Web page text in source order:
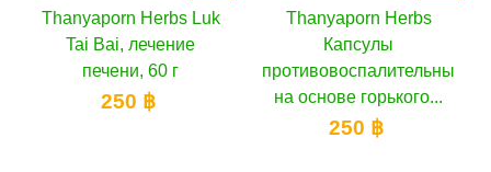
Thanyaporn Herbs Luk
Tai Bai, лечение
печени, 60 г
250 ฿
Thanyaporn Herbs
Капсулы
противовоспалительные
на основе горького...
250 ฿